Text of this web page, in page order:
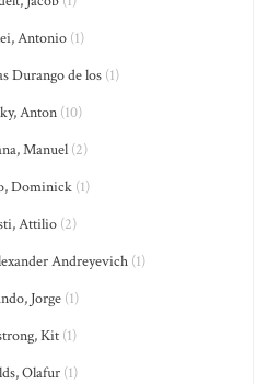
Antonio(1)
Durango de los (1)
Anton(10)
Manuel(2)
Dominick (1)
Attilio(2)
Andreyevich(1)
Jorge (1)
Kit (1)
Olafur(1)